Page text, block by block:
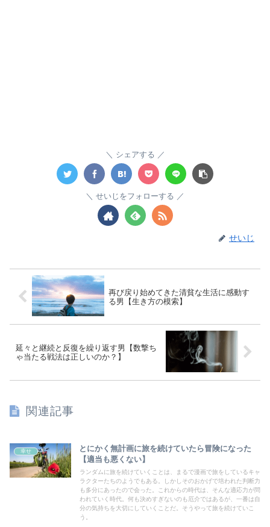
シェアする
せいじをフォローする
せいじ
再び戻り始めてきた清貧な生活に感動す
る男【生き方の模索】
延々と継続と反復を繰り返す男【数撃ち
ゃ当たる戦法は正しいのか？】
関連記事
幸せ
とにかく無計画に旅を続けていたら冒険になった
【適当も悪くない】
ランダムに旅を続けていくことは、まるで漫画で旅をしているキャ
ラクターたちのようでもある。しかしそのおかげで培われた判断力
も多分にあったので会った。これからの時代は、そんな適応力が問
われていく時代。何も決めすぎないのも厄介ではあるが、一番は自
分の気持ちを大切にしていくことだ。そうやって旅を続けていこ
う。